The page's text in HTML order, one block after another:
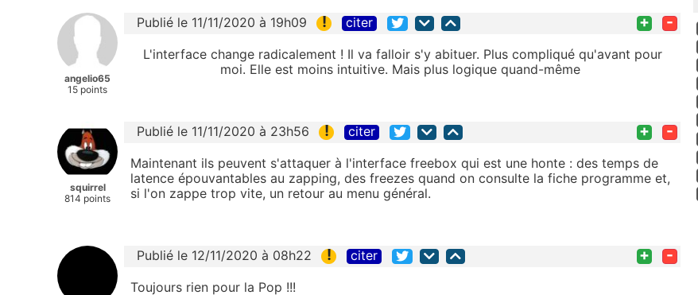
angelio65
15 points
Publié le 11/11/2020 à 19h09 ! citer + -
L'interface change radicalement ! Il va falloir s'y abituer. Plus compliqué qu'avant pour
moi. Elle est moins intuitive. Mais plus logique quand-même
squirrel
814 points
Publié le 11/11/2020 à 23h56 ! citer + -
Maintenant ils peuvent s'attaquer à l'interface freebox qui est une honte : des temps de
latence épouvantables au zapping, des freezes quand on consulte la fiche programme et,
si l'on zappe trop vite, un retour au menu général.
Publié le 12/11/2020 à 08h22 ! citer + -
Toujours rien pour la Pop !!!